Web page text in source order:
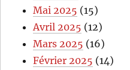
Mai 2025 (15)
Avril 2025 (12)
Mars 2025 (16)
Février 2025 (14)